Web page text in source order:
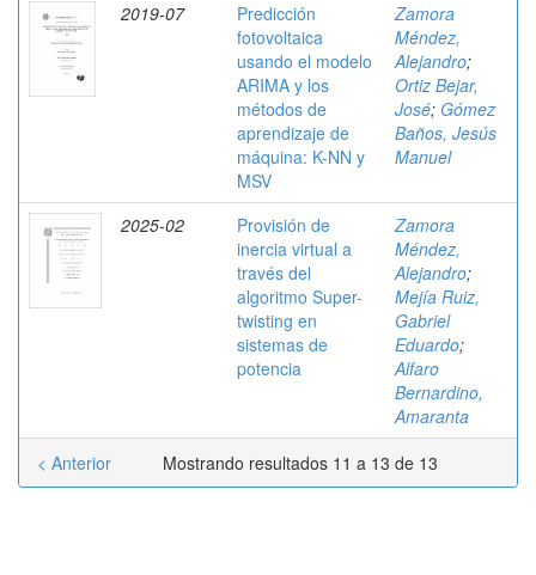
2019-07
Predicción
fotovoltaica
usando el modelo
ARIMA y los
métodos de
aprendizaje de
máquina: K-NN y
MSV
Zamora
Méndez,
Alejandro;
Ortiz Bejar,
José; Gómez
Baños, Jesús
Manuel
2025-02
Provisión de
inercia virtual a
través del
algoritmo Super-
twisting en
sistemas de
potencia
Zamora
Méndez,
Alejandro;
Mejía Ruiz,
Gabriel
Eduardo;
Alfaro
Bernardino,
Amaranta
Mostrando resultados 11 a 13 de 13
< Anterior